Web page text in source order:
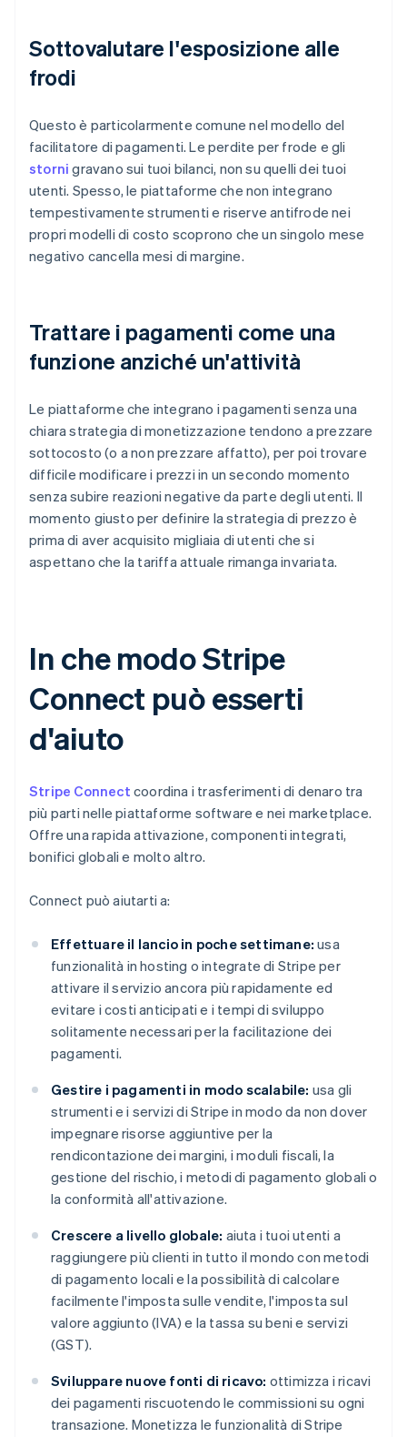
Sottovalutare l'esposizione alle
frodi
Questo è particolarmente comune nel modello del
facilitatore di pagamenti. Le perdite per frode e gli
storni gravano sui tuoi bilanci, non su quelli dei tuoi
utenti. Spesso, le piattaforme che non integrano
tempestivamente strumenti e riserve antifrode nei
propri modelli di costo scoprono che un singolo mese
negativo cancella mesi di margine.
Trattare i pagamenti come una
funzione anziché un'attività
Le piattaforme che integrano i pagamenti senza una
chiara strategia di monetizzazione tendono a prezzare
sottocosto (o a non prezzare affatto), per poi trovare
difficile modificare i prezzi in un secondo momento
senza subire reazioni negative da parte degli utenti. Il
momento giusto per definire la strategia di prezzo è
prima di aver acquisito migliaia di utenti che si
aspettano che la tariffa attuale rimanga invariata.
In che modo Stripe
Connect può esserti
d'aiuto
Stripe Connect coordina i trasferimenti di denaro tra
più parti nelle piattaforme software e nei marketplace.
Offre una rapida attivazione, componenti integrati,
bonifici globali e molto altro.
Connect può aiutarti a:
Effettuare il lancio in poche settimane: usa
funzionalità in hosting o integrate di Stripe per
attivare il servizio ancora più rapidamente ed
evitare i costi anticipati e i tempi di sviluppo
solitamente necessari per la facilitazione dei
pagamenti.
Gestire i pagamenti in modo scalabile: usa gli
strumenti e i servizi di Stripe in modo da non dover
impegnare risorse aggiuntive per la
rendicontazione dei margini, i moduli fiscali, la
gestione del rischio, i metodi di pagamento globali o
la conformità all'attivazione.
Crescere a livello globale: aiuta i tuoi utenti a
raggiungere più clienti in tutto il mondo con metodi
di pagamento locali e la possibilità di calcolare
facilmente l'imposta sulle vendite, l'imposta sul
valore aggiunto (IVA) e la tassa su beni e servizi
(GST).
Sviluppare nuove fonti di ricavo: ottimizza i ricavi
dei pagamenti riscuotendo le commissioni su ogni
transazione. Monetizza le funzionalità di Stripe